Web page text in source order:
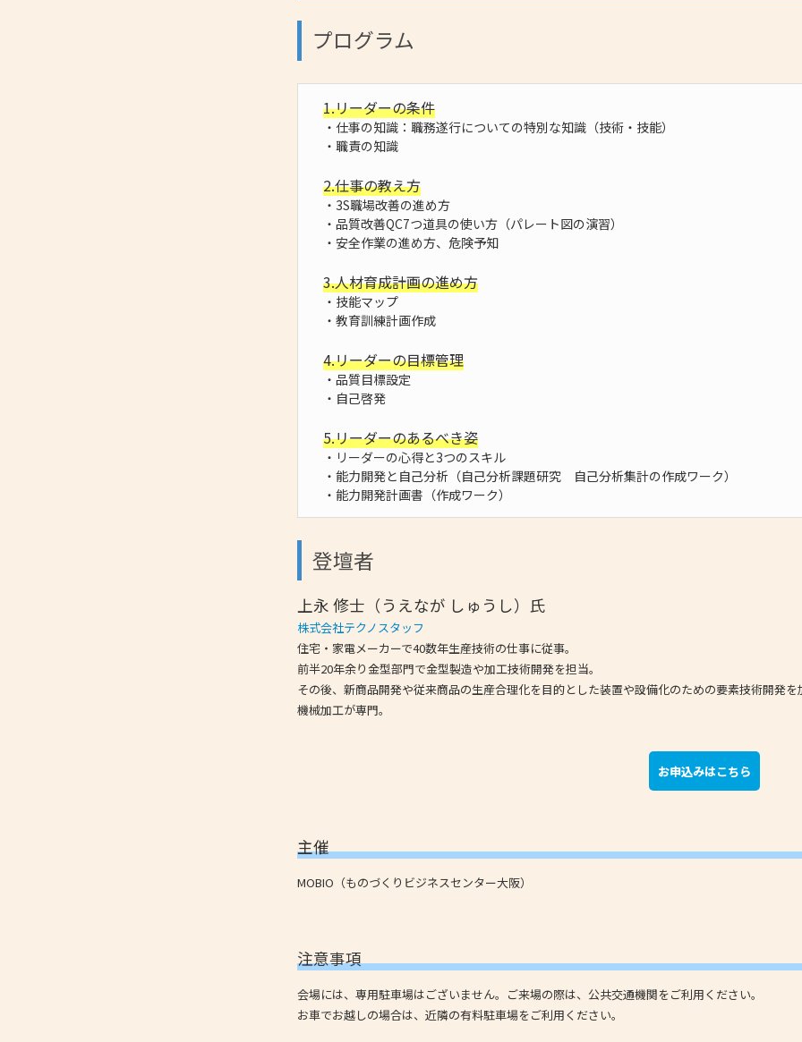
プログラム
1.リーダーの条件
・仕事の知識：職務遂行についての特別な知識（技術・技能）
・職責の知識
2.仕事の教え方
・3S職場改善の進め方
・品質改善QC7つ道具の使い方（パレート図の演習）
・安全作業の進め方、危険予知
3.人材育成計画の進め方
・技能マップ
・教育訓練計画作成
4.リーダーの目標管理
・品質目標設定
・自己啓発
5.リーダーのあるべき姿
・リーダーの心得と3つのスキル
・能力開発と自己分析（自己分析課題研究 自己分析集計の作成ワーク）
・能力開発計画書（作成ワーク）
登壇者
上永 修士（うえなが しゅうし）氏
株式会社テクノスタッフ
住宅・家電メーカーで40数年生産技術の仕事に従事。
前半20年余り金型部門で金型製造や加工技術開発を担当。
その後、新商品開発や従来商品の生産合理化を目的とした装置や設備化のための要素技術開発を
機械加工が専門。
お申込みはこちら
主催
MOBIO（ものづくりビジネスセンター大阪）
注意事項
会場には、専用駐車場はございません。ご来場の際は、公共交通機関をご利用ください。
お車でお越しの場合は、近隣の有料駐車場をご利用ください。